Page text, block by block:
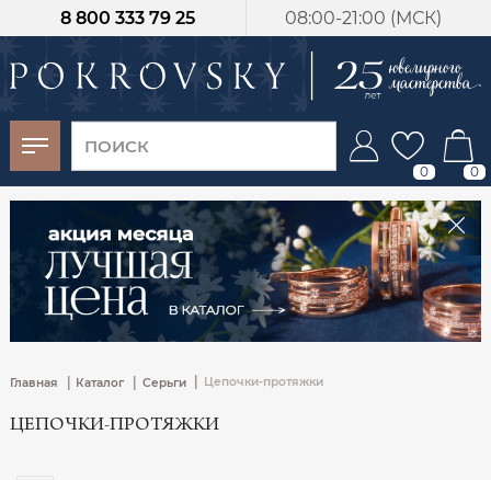
08:00-21:00 (МСК)
8 800 333 79 25
0 0
Главная | Каталог | Серьги Цепочки-протяжки
ЦЕПОЧКИ-ПРОТЯЖКИ
-30%
от 15 дней с
момента оплаты